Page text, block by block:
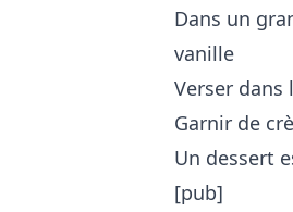
Dans un
vanille
Verser
Garnir de
Un dessert
[pub]